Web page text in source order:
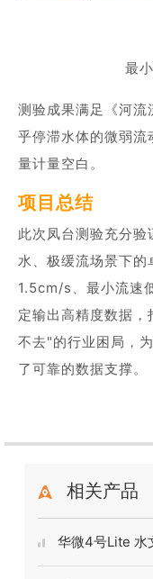
最
测验成果满足《河流
乎停滞水体的微弱流
量计量空白。
项目总结
此次凤台测验充分
水、极缓流场景下的
1.5cm/s、最小流速
定输出高精度数据
不去"的行业困局，
了可靠的数据支撑。
相关产品
华微4号Lite 水